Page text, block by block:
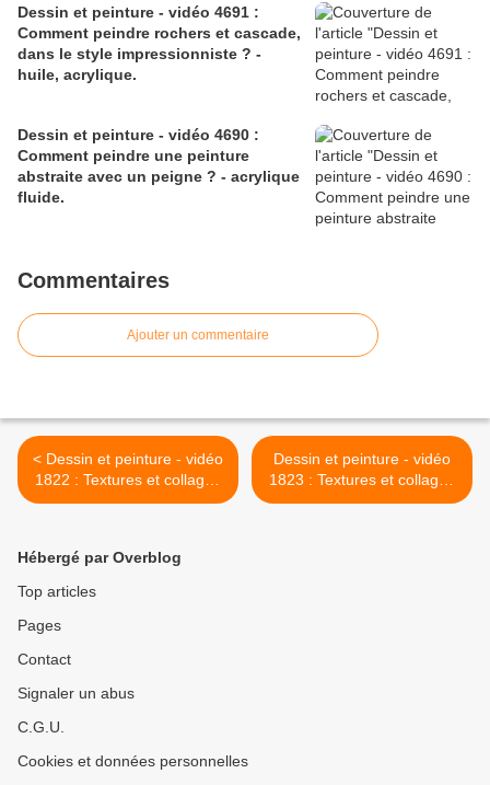
Dessin et peinture - vidéo 4691 :
Comment peindre rochers et cascade,
dans le style impressionniste ? -
huile, acrylique.
Dessin et peinture - vidéo 4690 :
Comment peindre une peinture
abstraite avec un peigne ? - acrylique
fluide.
Commentaires
Ajouter un commentaire
< Dessin et peinture - vidéo
1822 : Textures et collages
à la peinture acrylique et
Dessin et peinture - vidéo
1823 : Textures et collages
à la peinture acrylique et
Hébergé par Overblog
Top articles
Pages
Contact
Signaler un abus
C.G.U.
Cookies et données personnelles